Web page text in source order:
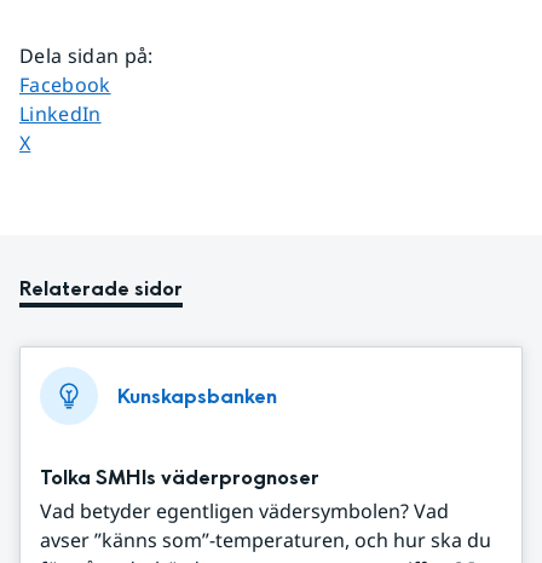
Dela sidan på:
Dela sidan på
Facebook
Dela sidan på
LinkedIn
Dela sidan på
X
Relaterade sidor
Kunskapsbanken
Tolka SMHIs väderprognoser
Vad betyder egentligen vädersymbolen? Vad
avser ”känns som”-temperaturen, och hur ska du